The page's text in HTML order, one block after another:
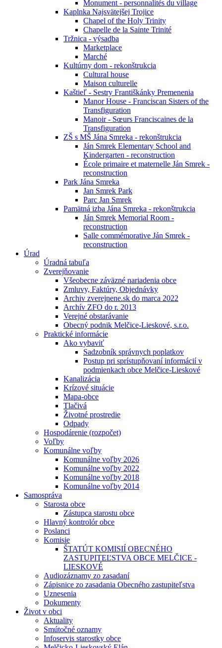
Monument - personnalités du village
Kaplnka Najsvätejšej Trojice
Chapel of the Holy Trinity
Chapelle de la Sainte Trinité
Tržnica - výsadba
Marketplace
Marché
Kultúrny dom - rekonštrukcia
Cultural house
Maison culturelle
Kaštieľ - Sestry Františkánky Premenenia
Manor House - Franciscan Sisters of the
Transfiguration
Manoir - Sœurs Franciscaines de la
Transfiguration
ZŠ s MŠ Jána Smreka - rekonštrukcia
Ján Smrek Elementary School and
Kindergarten - reconstruction
École primaire et maternelle Ján Smrek -
reconstruction
Park Jána Smreka
Jan Smrek Park
Parc Jan Smrek
Pamätná izba Jána Smreka - rekonštrukcia
Ján Smrek Memorial Room -
reconstruction
Salle commémorative Ján Smrek -
reconstruction
Úrad
Úradná tabuľa
Zverejňovanie
Všeobecne záväzné nariadenia obce
Zmluvy, Faktúry, Objednávky
Archiv zverejnene.sk do marca 2022
Archív ZFO do r. 2013
Verejné obstarávanie
Obecný podnik Melčice-Lieskové, s.r.o.
Praktické informácie
Ako vybaviť
Sadzobník správnych poplatkov
Postup pri sprístupňovaní informácií v
podmienkach obce Melčice-Lieskové
Kanalizácia
Krízové situácie
Mapa-obce
Tlačivá
Životné prostredie
Odpady
Hospodárenie (rozpočet)
Voľby
Komunálne voľby
Komunálne voľby 2026
Komunálne voľby 2022
Komunálne voľby 2018
Komunálne voľby 2014
Samospráva
Starosta obce
Zástupca starostu obce
Hlavný kontrolór obce
Poslanci
Komisie
ŠTATÚT KOMISIÍ OBECNÉHO
ZASTUPITEĽSTVA OBCE MELČICE -
LIESKOVÉ
Audiozáznamy zo zasadaní
Zápisnice zo zasadania Obecného zastupiteľstva
Uznesenia
Dokumenty
Život v obci
Aktuality
Smútočné oznamy
Infoservis starostky obce